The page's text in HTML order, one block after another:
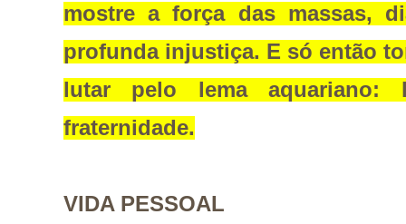
mostre a força das massas,
profunda injustiça. E só então
lutar pelo lema aquariano:
fraternidade.
VIDA PESSOAL